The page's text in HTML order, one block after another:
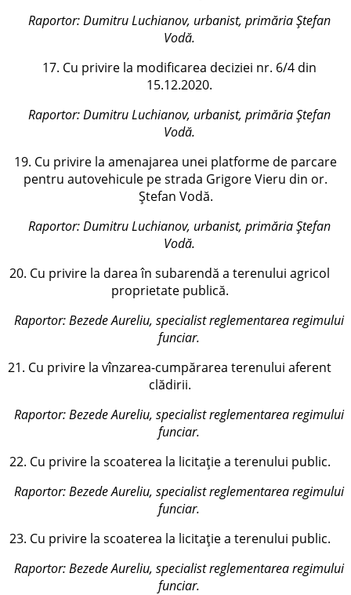
Raportor:Dumitru Luchianov, urbanist, primăria Ștefan
Vodă.
17. Cu privire la modificarea deciziei nr. 6/4 din
15.12.2020.
Raportor:Dumitru Luchianov, urbanist, primăria Ștefan
Vodă.
19. Cu privire la amenajarea unei platforme de parcare
pentru autovehicule pe strada Grigore Vieru din or.
Ștefan Vodă.
Raportor:Dumitru Luchianov, urbanist, primăria Ștefan
Vodă.
20. Cu privire la darea în subarendă a terenului agricol
proprietate publică.
Raportor:Bezede Aureliu, specialist reglementarea regimului
funciar.
21. Cu privire la vînzarea-cumpărarea terenului aferent
clădirii.
Raportor:Bezede Aureliu, specialist reglementarea regimului
funciar.
22. Cu privire la scoaterea la licitație a terenului public.
Raportor:Bezede Aureliu, specialist reglementarea regimului
funciar.
23. Cu privire la scoaterea la licitație a terenului public.
Raportor:Bezede Aureliu, specialist reglementarea regimului
funciar.